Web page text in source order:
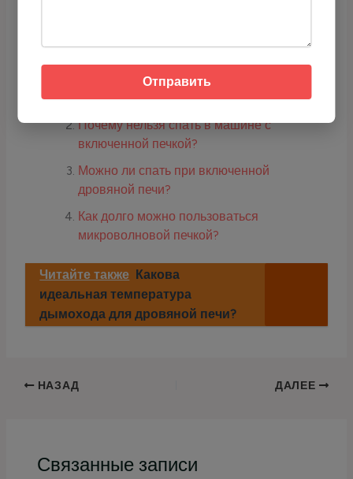
Можно ли заводить машину с включённой
печкой?
Почему нельзя спать в машине с
включенной печкой?
Можно ли спать при включенной
дровяной печи?
Как долго можно пользоваться
микроволновой печкой?
Читайте также Какова
идеальная температура
дымохода для дровяной печи?
НАЗАД ДАЛЕЕ
Связанные записи
Отправить